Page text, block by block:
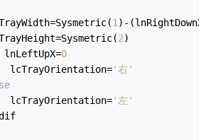
=Sysmetric(1 ) - (lnRightDownX
=Sysmetric(2
lnLeftUpX=0
			lcTrayOrientation
='右'
			lcTrayOrientation
='左'